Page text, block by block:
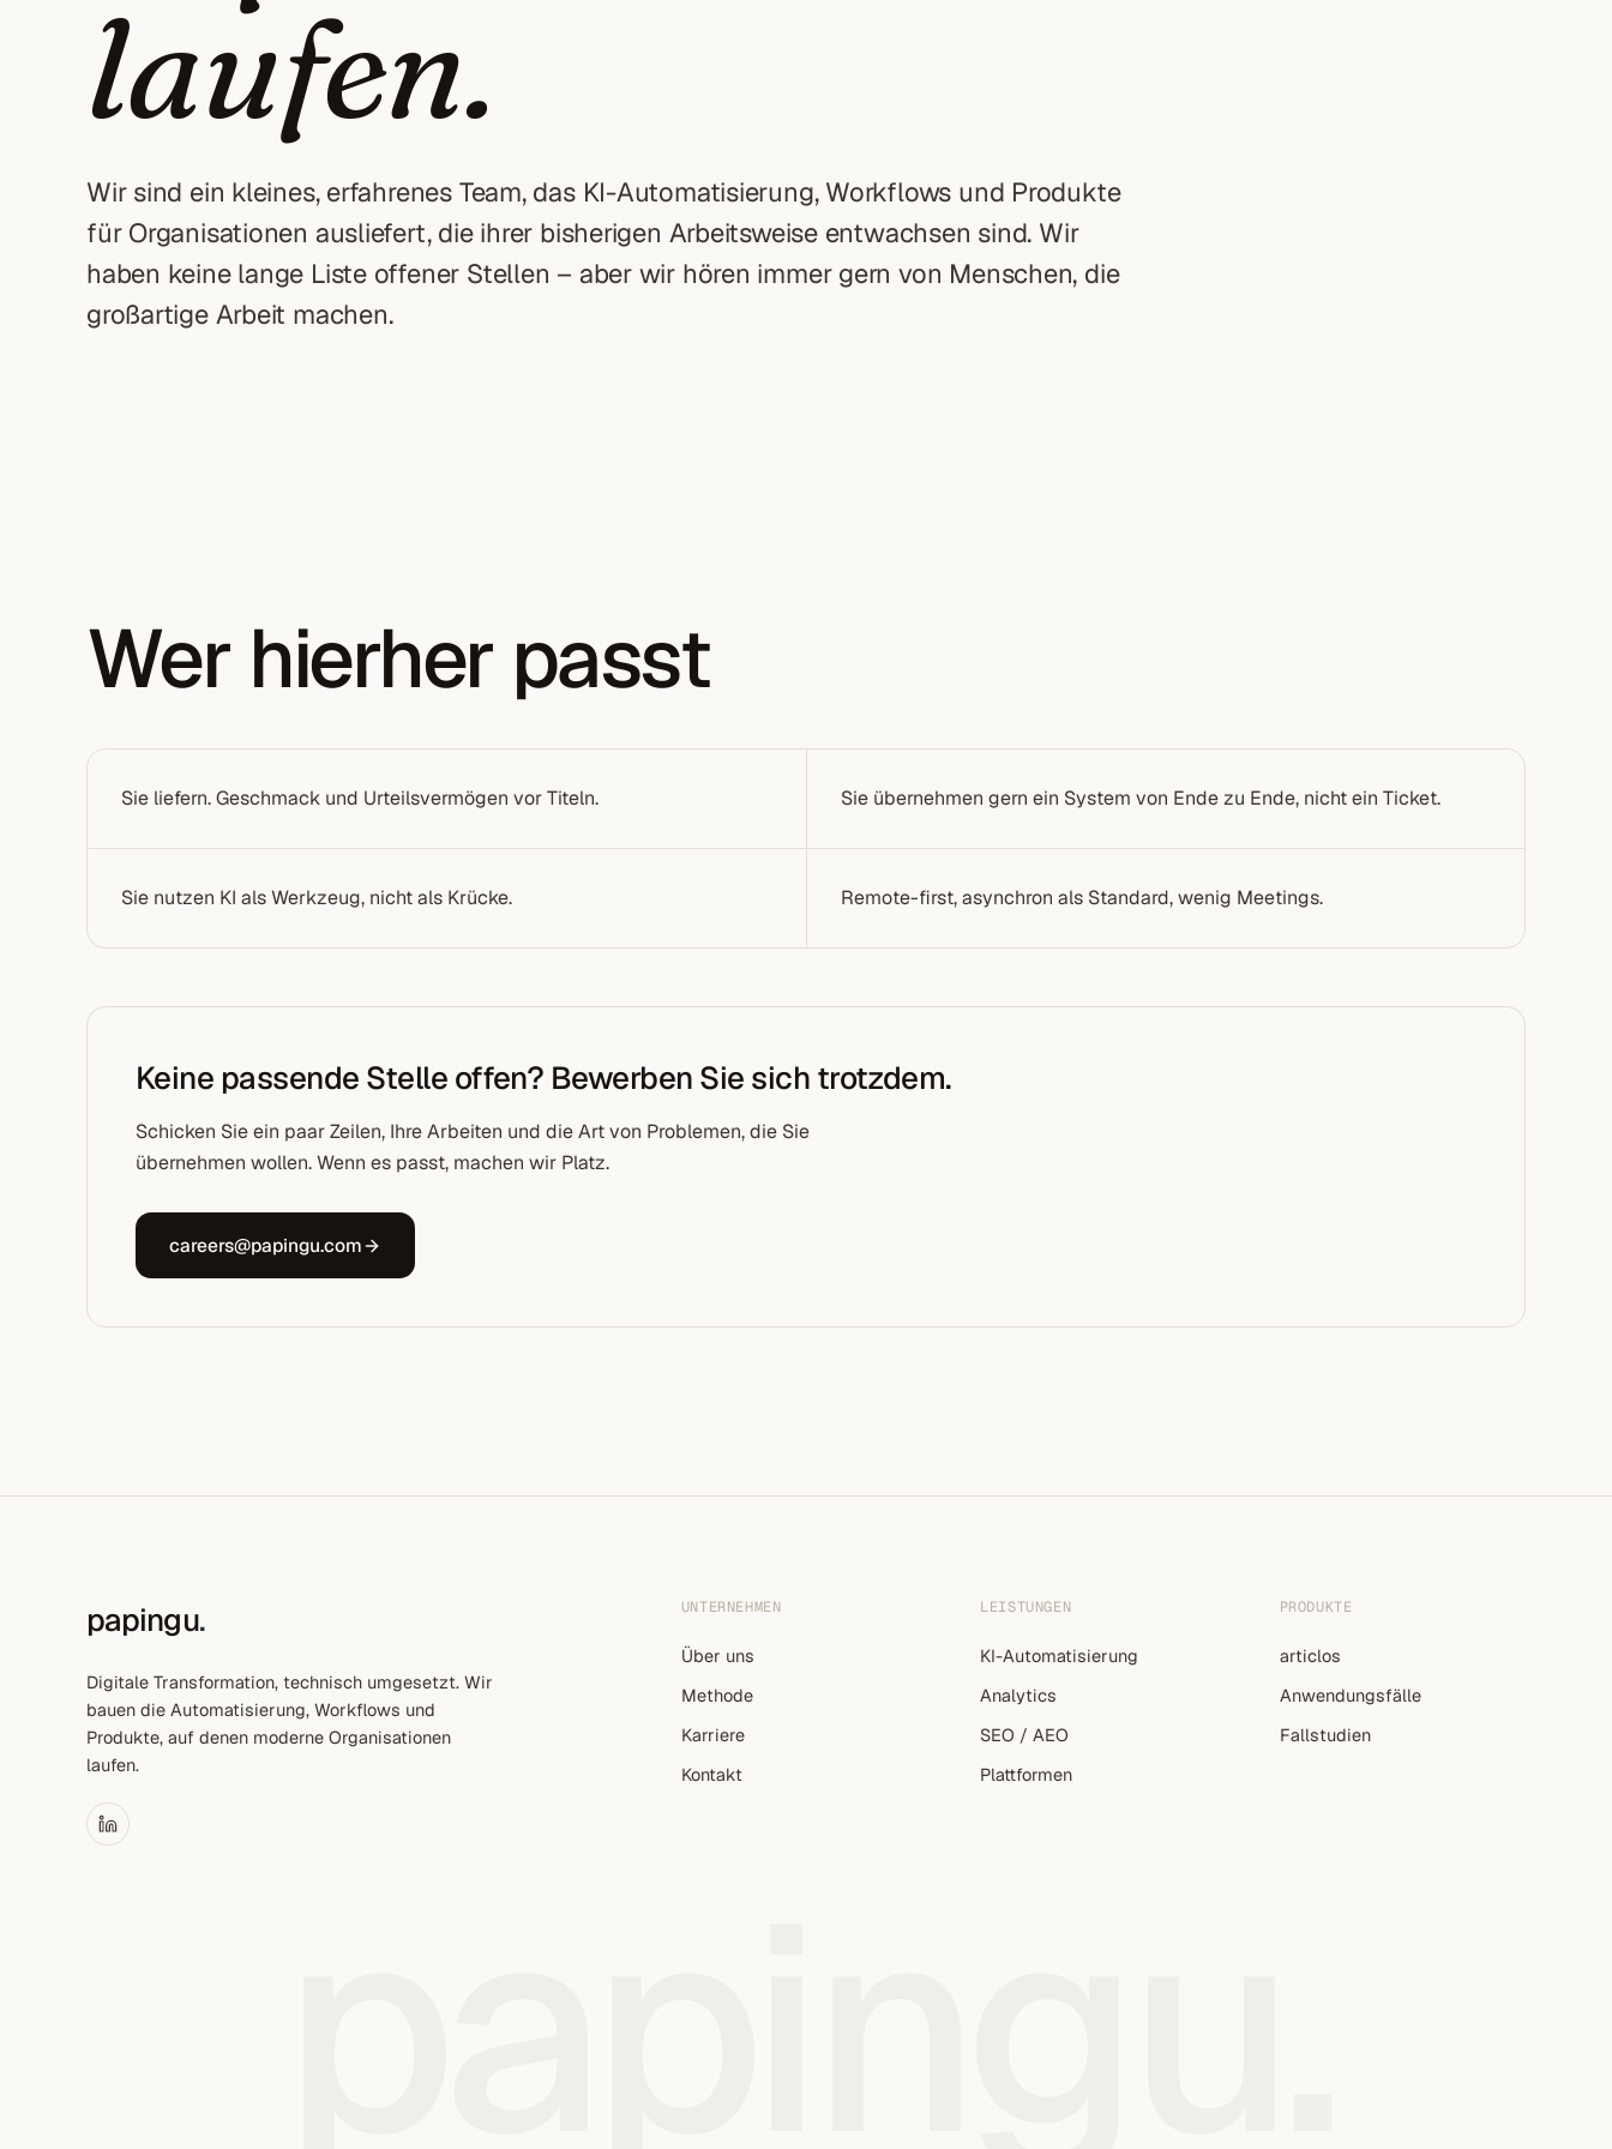
laufen.
Wir sind ein kleines, erfahrenes Team, das KI-Automatisierung, Workflows und Produkte
für Organisationen ausliefert, die ihrer bisherigen Arbeitsweise entwachsen sind. Wir
haben keine lange Liste offener Stellen – aber wir hören immer gern von Menschen, die
großartige Arbeit machen.
Wer hierher passt
Sie liefern. Geschmack und Urteilsvermögen vor Titeln. Sie übernehmen gern ein System von Ende zu Ende, nicht ein Ticket.
Sie nutzen KI als Werkzeug, nicht als Krücke. Remote-first, asynchron als Standard, wenig Meetings.
Keine passende Stelle offen? Bewerben Sie sich trotzdem.
Schicken Sie ein paar Zeilen, Ihre Arbeiten und die Art von Problemen, die Sie
übernehmen wollen. Wenn es passt, machen wir Platz.
careers@papingu.com
papingu.
Digitale Transformation, technisch umgesetzt. Wir
bauen die Automatisierung, Workflows und
Produkte, auf denen moderne Organisationen
laufen.
UNTERNEHMEN
Über uns
Methode
Karriere
Kontakt
LEISTUNGEN
KI-Automatisierung
Analytics
SEO / AEO
Plattformen
PRODUKTE
articlos
Anwendungsfälle
Fallstudien